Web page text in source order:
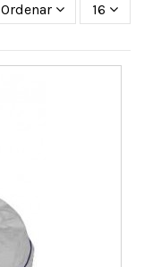
Ordenar 16